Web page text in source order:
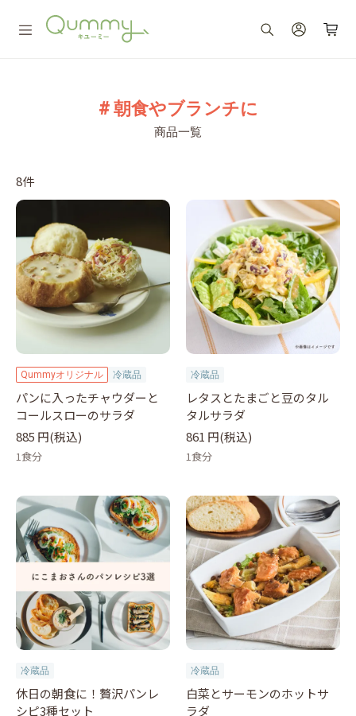
# 朝食やブランチに
商品一覧
8件
Qummyオリジナル 冷蔵品
パンに入ったチャウダーと
コールスローのサラダ
885 円(税込)
1食分
冷蔵品
レタスとたまごと豆のタル
タルサラダ
861 円(税込)
1食分
冷蔵品
休日の朝食に！贅沢パンレ
シピ3種セット
冷蔵品
白菜とサーモンのホットサ
ラダ